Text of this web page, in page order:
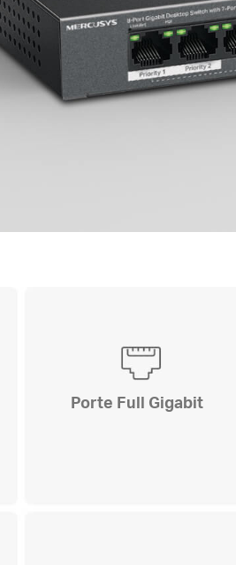
Porte Full Gigabit